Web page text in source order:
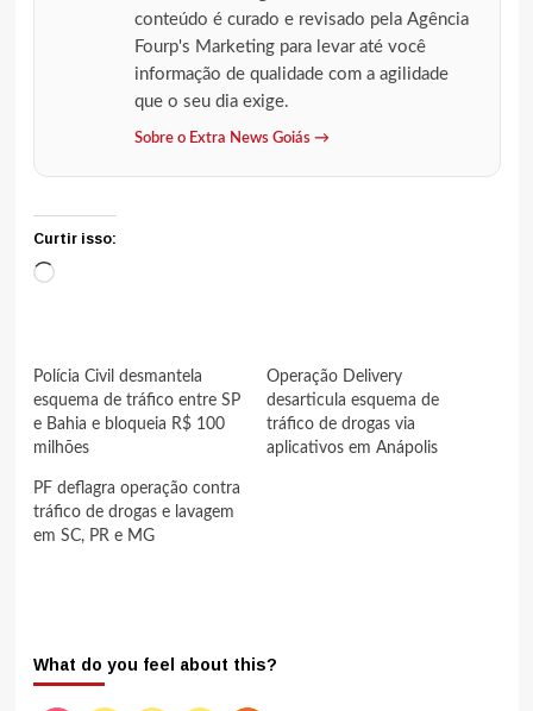
conteúdo é curado e revisado pela Agência
Fourp's Marketing para levar até você
informação de qualidade com a agilidade
que o seu dia exige.
Sobre o Extra News Goiás →
Curtir isso:
Carregando...
Polícia Civil desmantela
esquema de tráfico entre SP
e Bahia e bloqueia R$ 100
milhões
Operação Delivery
desarticula esquema de
tráfico de drogas via
aplicativos em Anápolis
PF deflagra operação contra
tráfico de drogas e lavagem
em SC, PR e MG
What do you feel about this?